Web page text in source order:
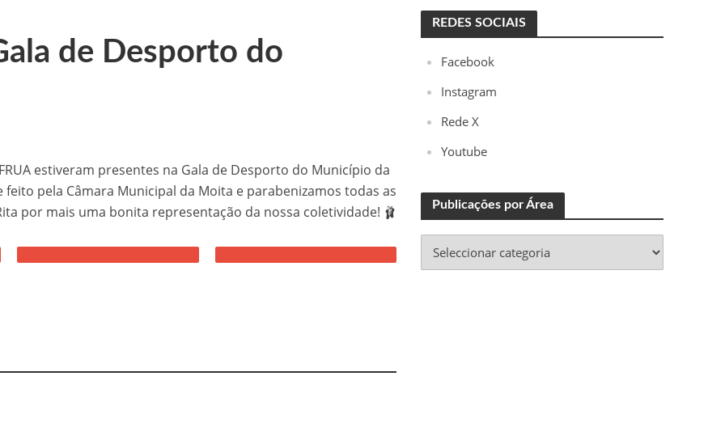
o seu 157.º aniversário.
157 ANOS DE VIDA
Distritais
de Desporto do
estiveram presentes na Gala de Desporto do Município da
pela Câmara Municipal da Moita e parabenizamos todas as
por mais uma bonita representação da nossa coletividade! 🩰
REDES SOCIAIS
Facebook
Instagram
Rede X
Youtube
Publicações por Área